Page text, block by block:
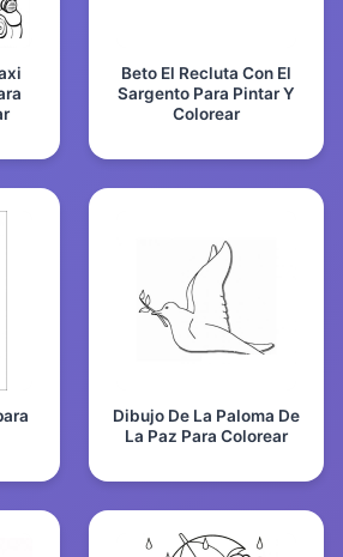
Beto El Recluta Con El
Sargento Para Pintar Y
Colorear
Dibujo De La Paloma De
La Paz Para Colorear